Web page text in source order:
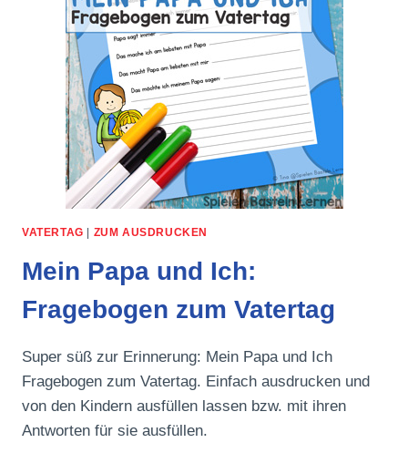
VATERTAG | ZUM AUSDRUCKEN
Mein Papa und Ich:
Fragebogen zum Vatertag
Super süß zur Erinnerung: Mein Papa und Ich
Fragebogen zum Vatertag. Einfach ausdrucken und
von den Kindern ausfüllen lassen bzw. mit ihren
Antworten für sie ausfüllen.